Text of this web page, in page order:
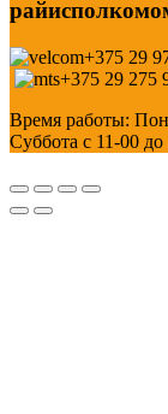
+375 29
+375 29 275
Время работы:
Суббота с 11-00